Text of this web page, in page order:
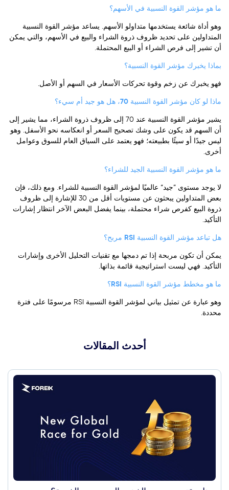
ما هو مؤشر القوة النسبية في الأسهم؟
وهو أداة شائعة يستخدمها متداولو الأسهم. يساعد مؤشر القوة النسبية
المتداولين على تحديد ظروف ذروة الشراء والبيع في الأسهم، والتي يمكن
أن تشير إلى فرص الشراء أو البيع المحتملة.
بماذا يخبرك مؤشر القوة النسبية؟
فهو يخبرك عن زخم وقوة تحركات الأسعار في السهم أو الأصل.
ماذا لو كان مؤشر القوة النسبية 70، هل هو جيد أم سيء؟
يشير مؤشر القوة النسبية عند 70 إلى ظروف ذروة الشراء، مما يشير إلى
أن السهم قد يكون على وشك تصحيح السعر أو انعكاسه نحو الأسفل. وهو
ليس جيدًا أو سيئًا بطبيعته؛ فهو يعتمد على السياق العام للسوق وعوامل
أخرى.
ما هو مؤشر القوة النسبية الجيد للشراء؟
لا يوجد مستوى ”جيد“ عالميًا لمؤشر القوة النسبية للشراء. ومع ذلك، فإن
بعض المتداولين يبحثون عن مستويات أقل من 30 للإشارة إلى ظروف
ذروة البيع كفرص شراء محتملة، بينما يفضل البعض الآخر انتظار إشارات
التأكيد.
هل تباعد مؤشر القوة النسبية RSI مربح؟
يمكن أن تكون مربحة إذا تم دمجها مع تقنيات التحليل الأخرى وإشارات
التأكيد. فهي ليست استراتيجية قائمة بذاتها.
ما هو مخطط مؤشر القوة النسبية RSI؟
وهو عبارة عن تمثيل بياني لمؤشر القوة النسبية RSI مرسومًا على فترة
محددة.
أحدث المقالات